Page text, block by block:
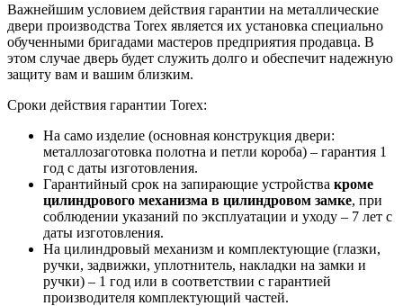
Важнейшим условием действия гарантии на металлические
двери производства Torex является их установка специально
обученными бригадами мастеров предприятия продавца. В
этом случае дверь будет служить долго и обеспечит надежную
защиту вам и вашим близким.
Сроки действия гарантии Torex:
На само изделие (основная конструкция двери:
металлозаготовка полотна и петли короба) – гарантия 1
год с даты изготовления.
Гарантийный срок на запирающие устройства кроме
цилиндрового механизма в цилиндровом замке, при
соблюдении указаний по эксплуатации и уходу – 7 лет с
даты изготовления.
На цилиндровый механизм и комплектующие (глазки,
ручки, задвижки, уплотнитель, накладки на замки и
ручки) – 1 год или в соответствии с гарантией
производителя комплектующий частей.